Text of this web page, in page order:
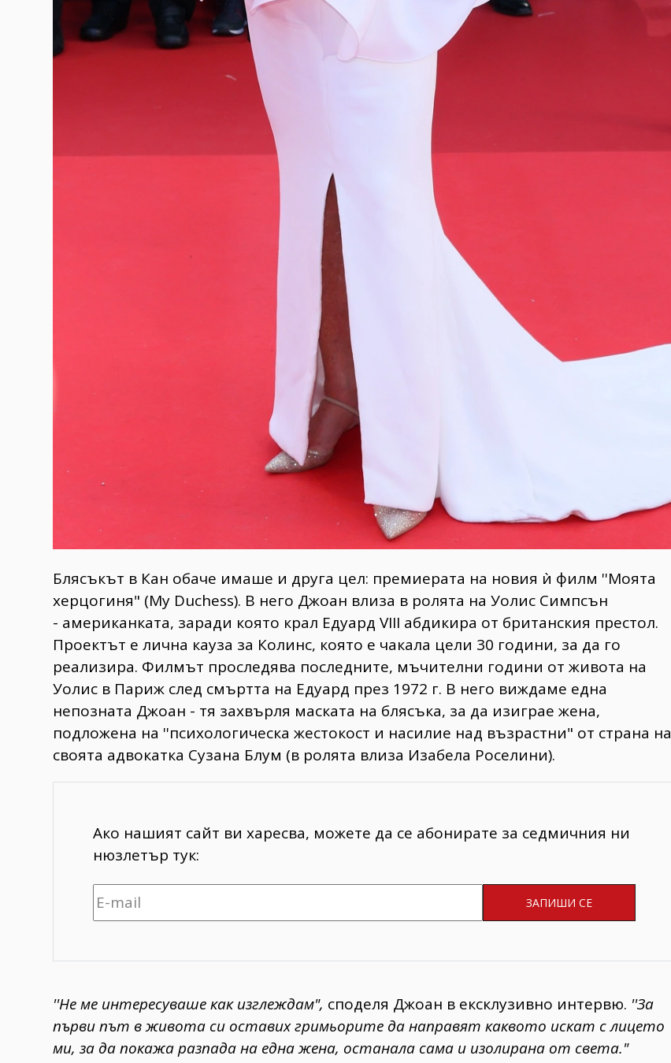
​Блясъкът в Кан обаче имаше и друга цел: премиерата на новия ѝ филм ''Моята
херцогиня" (My Duchess). В него Джоан влиза в ролята на Уолис Симпсън
- американката, заради която крал Едуард VIII абдикира от британския престол. ​
Проектът е лична кауза за Колинс, която е чакала цели 30 години, за да го
реализира. Филмът проследява последните, мъчителни години от живота на
Уолис в Париж след смъртта на Едуард през 1972 г. В него виждаме една
непозната Джоан - тя захвърля маската на блясъка, за да изиграе жена,
подложена на ''психологическа жестокост и насилие над възрастни" от страна на
своята адвокатка Сузана Блум (в ролята влиза Изабела Роселини).
Ако нашият сайт ви харесва, можете да се абонирате за седмичния ни
нюзлетър тук:
​''Не ме интересуваше как изглеждам", споделя Джоан в ексклузивно интервю. ''За
първи път в живота си оставих гримьорите да направят каквото искат с лицето
ми, за да покажа разпада на една жена, останала сама и изолирана от света."